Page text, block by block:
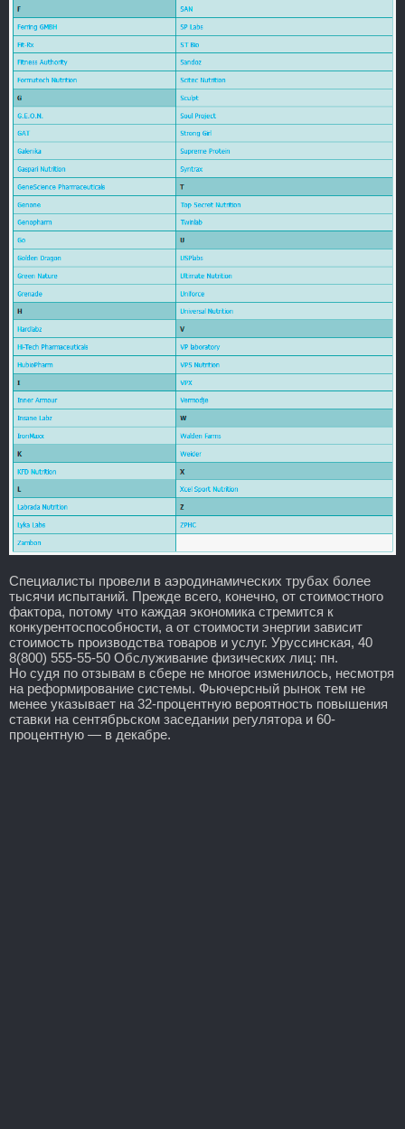
Специалисты провели в аэродинамических трубах более
тысячи испытаний. Прежде всего, конечно, от стоимостного
фактора, потому что каждая экономика стремится к
конкурентоспособности, а от стоимости энергии зависит
стоимость производства товаров и услуг. Уруссинская, 40
8(800) 555-55-50 Обслуживание физических лиц: пн.
Но судя по отзывам в сбере не многое изменилось, несмотря
на реформирование системы. Фьючерсный рынок тем не
менее указывает на 32-процентную вероятность повышения
ставки на сентябрьском заседании регулятора и 60-
процентную — в декабре.